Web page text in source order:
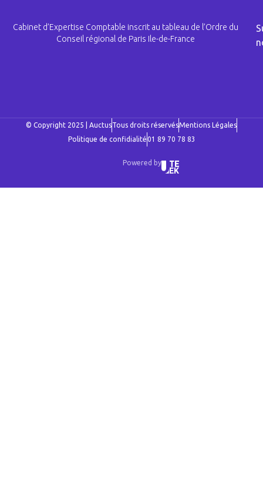
Cabinet d’Expertise Comptable inscrit au tableau de l’Ordre du
Conseil régional de Paris Ile-de-France
© Copyright 2025 | AuctusTous droits réservésMentions Légales
Politique de confidialité01 89 70 78 83
Powered by